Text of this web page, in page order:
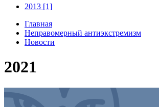
2013 [1]
Главная
Неправомерный антиэкстремизм
Новости
2021